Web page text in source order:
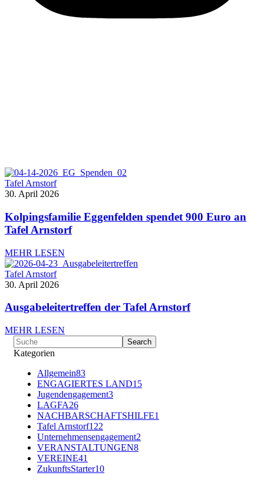
Tafel Arnstorf
30. April 2026
Kolpingsfamilie Eggenfelden spendet 900 Euro an
Tafel Arnstorf
MEHR LESEN
Tafel Arnstorf
30. April 2026
Ausgabeleitertreffen der Tafel Arnstorf
MEHR LESEN
Kategorien
Allgemein83
ENGAGIERTES LAND15
Jugendengagement3
LAGFA26
NACHBARSCHAFTSHILFE1
Tafel Arnstorf122
Unternehmensengagement2
VERANSTALTUNGEN8
VEREINE41
ZukunftsStarter10